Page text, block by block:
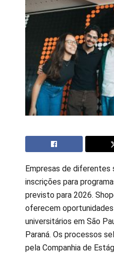
Empresas de diferentes
inscrições para
previsto para 2026.
oferecem
universitários em São
Paraná. Os processos
pela Companhia de